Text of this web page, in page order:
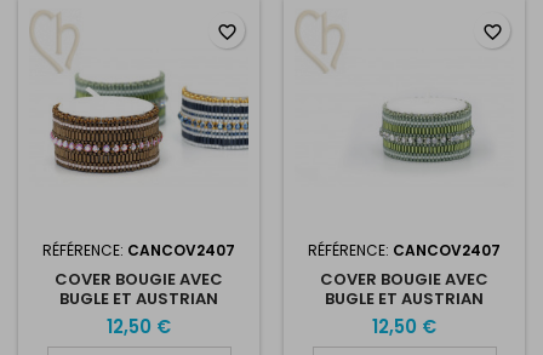
RÉFÉRENCE: CANCOV2407
COVER BOUGIE AVEC
BUGLE ET AUSTRIAN
CRYSTAL MESH BRONZE
12,50 €
favorite_border
RÉFÉRENCE: CANCOV2407
COVER BOUGIE AVEC
BUGLE ET AUSTRIAN
CRYSTAL MESH VERT
12,50 €
favorite_border